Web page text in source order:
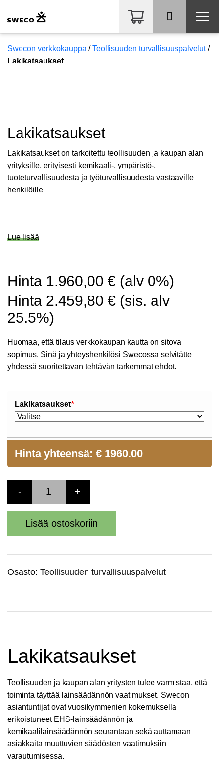
Swecon verkkokauppa /Teollisuuden turvallisuuspalvelut/
Lakikatsaukset
Lakikatsaukset
Lakikatsaukset on tarkoitettu teollisuuden ja kaupan alan
yrityksille, erityisesti kemikaali-, ympäristö-,
tuoteturvallisuudesta ja työturvallisuudesta vastaaville
henkilöille.
Lue lisää
Hinta 1.960,00 € (alv 0%)
Hinta 2.459,80 € (sis. alv
25.5%)
Huomaa, että tilaus verkkokaupan kautta on sitova
sopimus. Sinä ja yhteyshenkilösi Swecossa selvitätte
yhdessä suoritettavan tehtävän tarkemmat ehdot.
Lakikatsaukset*
Hinta yhteensä: € 1960.00
- +
Lisää ostoskoriin
Osasto: Teollisuuden turvallisuuspalvelut
Lakikatsaukset
Teollisuuden ja kaupan alan yritysten tulee varmistaa, että
toiminta täyttää lainsäädännön vaatimukset. Swecon
asiantuntijat ovat vuosikymmenien kokemuksella
erikoistuneet EHS-lainsäädännön ja
kemikaalilainsäädännön seurantaan sekä auttamaan
asiakkaita muuttuvien säädösten vaatimuksiin
varautumisessa.